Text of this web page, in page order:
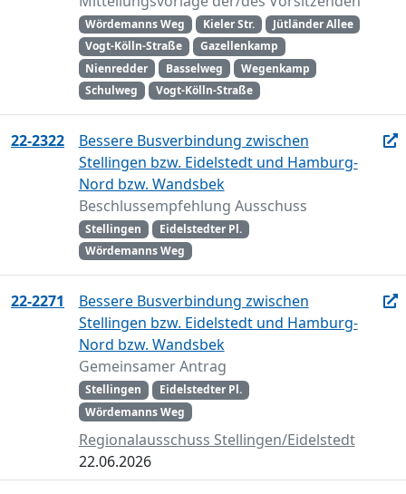
Wördemanns Weg Kieler Str.
Jütländer Allee
Vogt-Kölln-Straße
Gazellenkamp
Nienredder
Basselweg
Wegenkamp
Schulweg
Vogt-Kölln-Straße
22-2322
Bessere Busverbindung zwischen
Stellingen bzw. Eidelstedt und Hamburg-
Nord bzw. Wandsbek
Beschlussempfehlung Ausschuss
Stellingen
Eidelstedter Pl.
Wördemanns Weg
22-2271
Bessere Busverbindung zwischen
Stellingen bzw. Eidelstedt und Hamburg-
Nord bzw. Wandsbek
Gemeinsamer Antrag
Stellingen
Eidelstedter Pl.
Wördemanns Weg
Regionalausschuss Stellingen/Eidelstedt
22.06.2026